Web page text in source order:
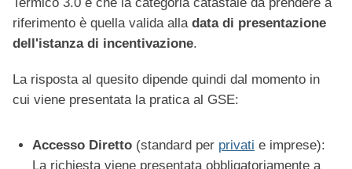
riferimento è quella valida alla data di presentazione
dell'istanza di incentivazione.
La risposta al quesito dipende quindi dal momento in
cui viene presentata la pratica al GSE:
Accesso Diretto (standard per privati e imprese):
La richiesta viene presentata obbligatoriamente a